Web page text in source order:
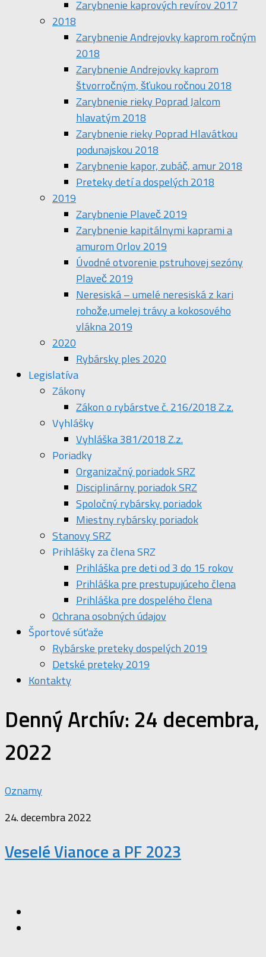
Zarybnenie kaprových revírov 2017
2018
Zarybnenie Andrejovky kaprom ročným
2018
Zarybnenie Andrejovky kaprom
štvorročným, šťukou ročnou 2018
Zarybnenie rieky Poprad Jalcom
hlavatým 2018
Zarybnenie rieky Poprad Hlavátkou
podunajskou 2018
Zarybnenie kapor, zubáč, amur 2018
Preteky detí a dospelých 2018
2019
Zarybnenie Plaveč 2019
Zarybnenie kapitálnymi kaprami a
amurom Orlov 2019
Úvodné otvorenie pstruhovej sezóny
Plaveč 2019
Neresiská – umelé neresiská z kari
rohože,umelej trávy a kokosového
vlákna 2019
2020
Rybársky ples 2020
Legislatíva
Zákony
Zákon o rybárstve č. 216/2018 Z.z.
Vyhlášky
Vyhláška 381/2018 Z.z.
Poriadky
Organizačný poriadok SRZ
Disciplinárny poriadok SRZ
Spoločný rybársky poriadok
Miestny rybársky poriadok
Stanovy SRZ
Prihlášky za člena SRZ
Prihláška pre deti od 3 do 15 rokov
Prihláška pre prestupujúceho člena
Prihláška pre dospelého člena
Ochrana osobných údajov
Športové súťaže
Rybárske preteky dospelých 2019
Detské preteky 2019
Kontakty
Denný Archív: 24 decembra,
2022
Oznamy
24. decembra 2022
Veselé Vianoce a PF 2023